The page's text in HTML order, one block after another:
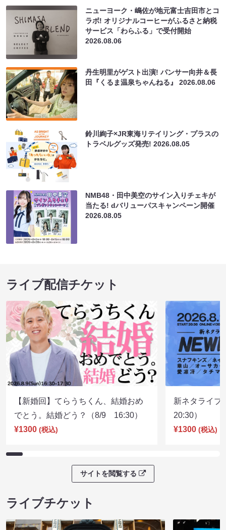
ニューヨーク・嶋佐が地元富士吉田市とコ
ラボ! オリジナルコーヒーがふるさと納税
サービス「わらふる」で受付開始
2026.08.06
丹生明里がゲスト出演! パンサー向井＆長
田『くるま温泉ちゃんねる』2026.08.06
鈴川絢子×JR東海リテイリング・プラスの
トラベルグッズ発売!2026.08.05
NMB48・田中美空のサイン入りチェキが
当たる! dバリューパスキャンペーン開催
2026.08.05
ライブ配信チケット
【新婚回】てらうちくん、結婚おめ
でとう。結婚どう？（8/9 16:30）
¥1300 (税込)
新ネタライ
20:30）
¥1300 (税込)
サイトを閲覧する
ライブチケット